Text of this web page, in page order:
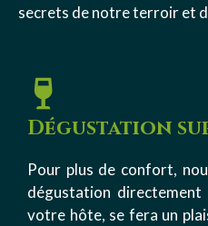
secrets de notre terroir et
Dégustation
Pour plus de confort,
dégustation
votre hôte, se fera un